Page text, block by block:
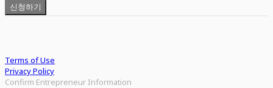
신청하기
Terms of Use
Privacy Policy
Confirm Entrepreneur Information